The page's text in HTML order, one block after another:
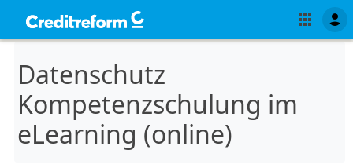
Datenschutz
Kompetenzschulung im
eLearning (online)